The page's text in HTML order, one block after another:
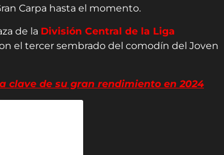
Carpa hasta el momento.
de la División Central de la Liga
el tercer sembrado del comodín del Joven
clave de su gran rendimiento en 2024